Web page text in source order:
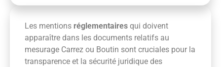
Les mentions réglementaires qui doivent
apparaître dans les documents relatifs au
mesurage Carrez ou Boutin sont cruciales pour la
transparence et la sécurité juridique des